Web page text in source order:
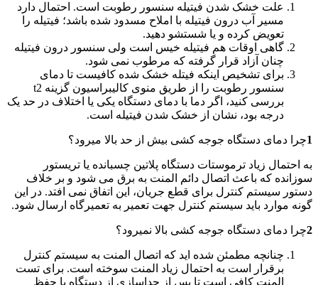
علت خشک شدن فیتیله سنسور رطوبت است. احتمال دارد
مسیر آب درون فیتیله با املاح مسدود شده باشد؛ فیتیله را
تعویض کرده و یا شستشو دهید.
گاهی اوقات هم فیتیله خیس است ولی سنسور درون فیتیله
چنان آزاد قرار گرفته که مرطوب نمی شود.
برای تشخیص اینکه فیتله خشک شده کافیست تا دمای
سنسور رطوبت را از طریق منوی کالیبراسیون گزینه t2
بررسی کنید، اگر دما با دمای دستگاه یکی یا اختلاف در حد یک
درجه بود، نشان از خشک شدن فیتیله است.
1چرا دمای دستگاه جوجه کشی بیش از حد بالا میرود؟
به احتمال زیاد ترموستات دستگاه پلاتین چسبانده یا تریستور
سوزانده که باعث اتصال دائم المنت به برق می شود و بر خلاف
دستور سیستم کنترل برای قطع جریان، این اتفاق نمی افتد. در این
گونه موارد باید سیستم کنترل جهت تعمیر به تعمیرگاه ارسال شود.
2چرا دمای دستگاه جوجه کشی بالا نمیرود؟
چنانچه مطمئن شده اید که اتصال المنت به سیستم کنترل
برقرار است به احتمال زیاد المنت سوخته است. برای تست
المنت کافی است تا پس از جداسازی از دستگاه با حفظ